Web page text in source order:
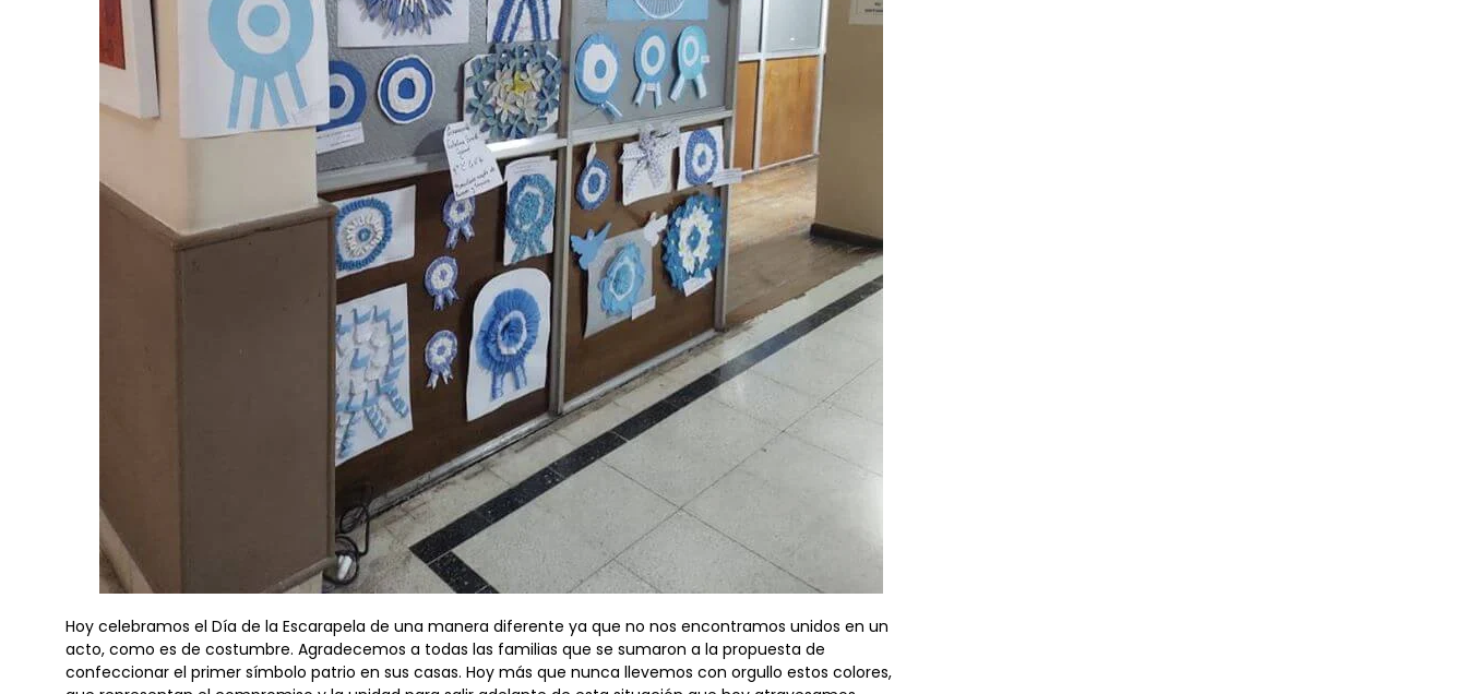
Hoy celebramos el Día de la Escarapela de una manera diferente ya que no nos encontramos unidos en un
acto, como es de costumbre. Agradecemos a todas las familias que se sumaron a la propuesta de
confeccionar el primer símbolo patrio en sus casas. Hoy más que nunca llevemos con orgullo estos colores,